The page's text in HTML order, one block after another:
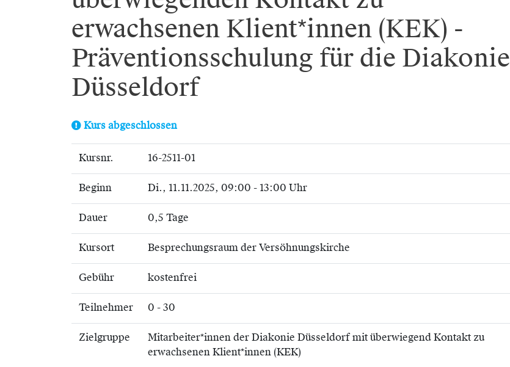
erwachsenen Klient*innen (KEK) -
Präventionsschulung für die Diakonie
Düsseldorf
Kurs abgeschlossen
Kursnr. 16-2511-01
Beginn Di., 11.11.2025, 09:00 - 13:00 Uhr
Dauer 0,5 Tage
Kursort Besprechungsraum der Versöhnungskirche
Gebühr kostenfrei
Teilnehmer 0 - 30
Zielgruppe
Mitarbeiter*innen der Diakonie Düsseldorf mit überwiegend Kontakt zu
erwachsenen Klient*innen (KEK)